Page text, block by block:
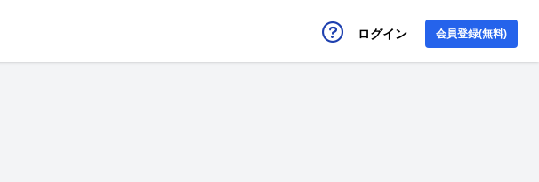
ログイン 会員登録(無料)